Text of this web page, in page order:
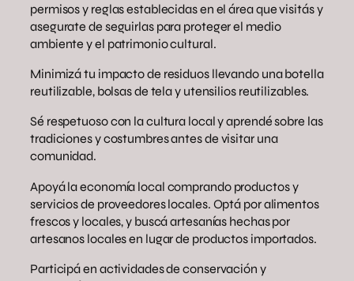
permisos y reglas establecidas en el área que visitás y
asegurate de seguirlas para proteger el medio
ambiente y el patrimonio cultural.
Minimizá tu impacto de residuos llevando una botella
reutilizable, bolsas de tela y utensilios reutilizables.
Sé respetuoso con la cultura local y aprendé sobre las
tradiciones y costumbres antes de visitar una
comunidad.
Apoyá la economía local comprando productos y
servicios de proveedores locales. Optá por alimentos
frescos y locales, y buscá artesanías hechas por
artesanos locales en lugar de productos importados.
Participá en actividades de conservación y